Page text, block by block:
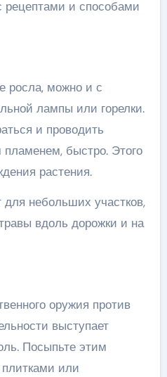
рецептами и способами
росла, можно и с
лампы или горелки.
и проводить
быстро. Этого
растения.
для небольших участков,
вдоль дорожки и на
оружия против
выступает
Посыпьте этим
или